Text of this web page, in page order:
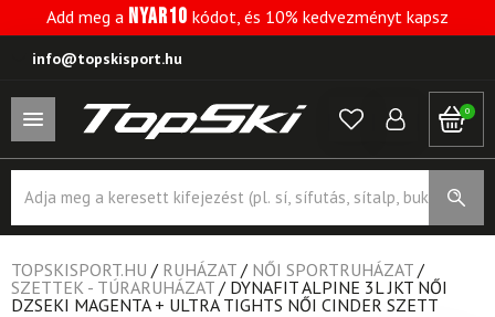
Add meg a NYAR10 kódot, és 10% kedvezményt kapsz
info@topskisport.hu
0
search
TOPSKISPORT.HU / RUHÁZAT / NŐI SPORTRUHÁZAT /
SZETTEK - TÚRARUHÁZAT / DYNAFIT ALPINE 3L JKT NŐI
DZSEKI MAGENTA + ULTRA TIGHTS NŐI CINDER SZETT